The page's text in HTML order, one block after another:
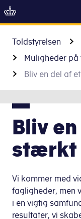
Toldstyrelsen
Bliv en del af
Bliv
stærkt
Vi kommer med
fagligheder, men
i en vigtig
resultater, vi